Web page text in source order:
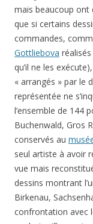
mais beaucoup ont
que si certains
commandes,
Gottliebova
qu’il ne les
« arrangés » par le
représentée ne
l’ensemble de 144
Buchenwald, Gros
conservés au
seul artiste à avoir
vue mais
dessins montrant
Birkenau,
confrontation avec